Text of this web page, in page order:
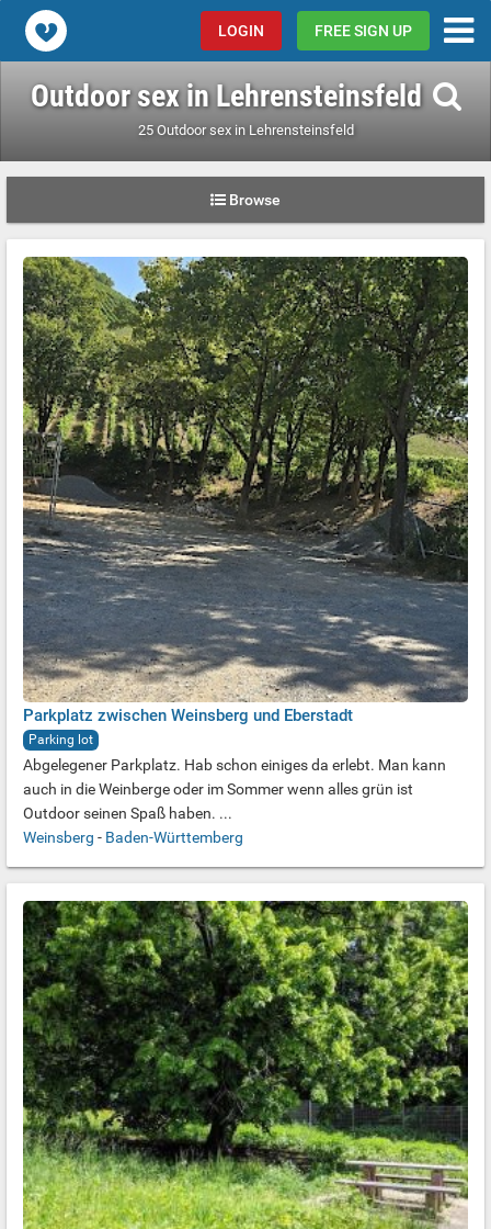
Popcorn.dating LOGIN FREE SIGN UP
Outdoor sex in Lehrensteinsfeld
25 Outdoor sex in Lehrensteinsfeld
Browse
Parkplatz zwischen Weinsberg und Eberstadt
Parking lot
Abgelegener Parkplatz. Hab schon einiges da erlebt. Man kann
auch in die Weinberge oder im Sommer wenn alles grün ist
Outdoor seinen Spaß haben. ...
Weinsberg - Baden-Württemberg